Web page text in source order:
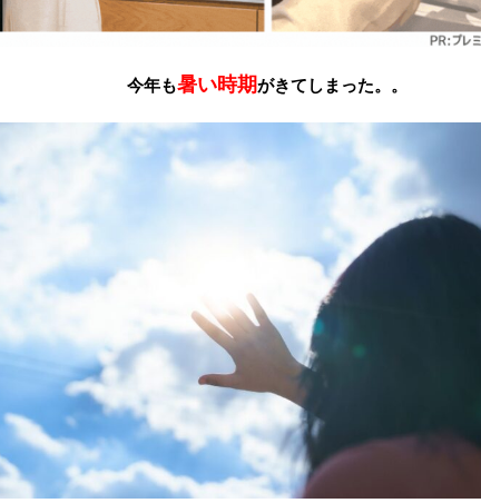
今年も暑い時期がきてしまった。。